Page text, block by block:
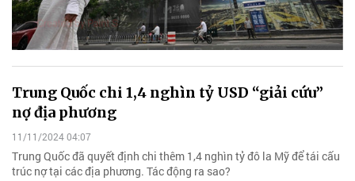
Trung Quốc chi 1,4 nghìn tỷ USD “giải cứu”
nợ địa phương
11/11/2024 04:07
Trung Quốc đã quyết định chi thêm 1,4 nghìn tỷ đô la Mỹ để tái cấu
trúc nợ tại các địa phương. Tác động ra sao?